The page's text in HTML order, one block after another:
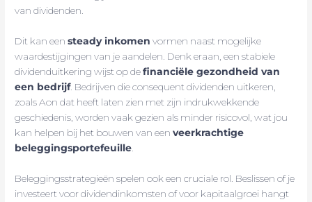
van dividenden.
Dit kan eensteady inkomen vormen naast mogelijke
waardestijgingen van je aandelen. Denk eraan, een stabiele
dividenduitkering wijst op definanciële gezondheid van
een bedrijf. Bedrijven die consequent dividenden uitkeren,
zoals Aon dat heeft laten zien met zijn indrukwekkende
geschiedenis, worden vaak gezien als minder risicovol, wat jou
kan helpen bij het bouwen van eenveerkrachtige
beleggingsportefeuille
Beleggingsstrategieën spelen ook een cruciale rol. Beslissen of je
investeert voor dividendinkomsten of voor kapitaalgroei hangt